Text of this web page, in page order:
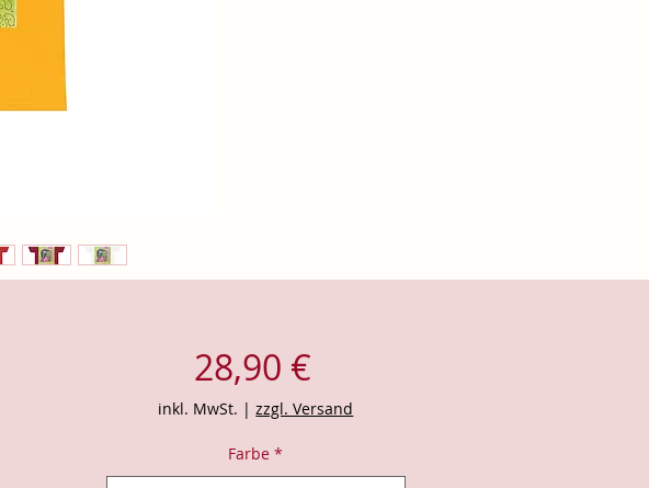
28,90 €
inkl. MwSt. |zzgl. Versand
Farbe *